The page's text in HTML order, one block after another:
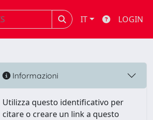
IT LOGIN
Informazioni
Utilizza questo identificativo per
citare o creare un link a questo